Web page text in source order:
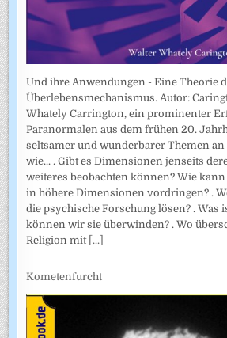
Und ihre Anwendungen - Eine Theorie
Überlebensmechanismus. Autor:
Whately Carrington, ein prominenter
Paranormalen aus dem frühen 20.
seltsamer und wunderbarer Themen an
wie... . Gibt es Dimensionen jenseits
weiteres beobachten können? Wie
in höhere Dimensionen vordringen? .
die psychische Forschung lösen? . Was
können wir sie überwinden? . Wo
Religion mit [...]
Kometenfurcht